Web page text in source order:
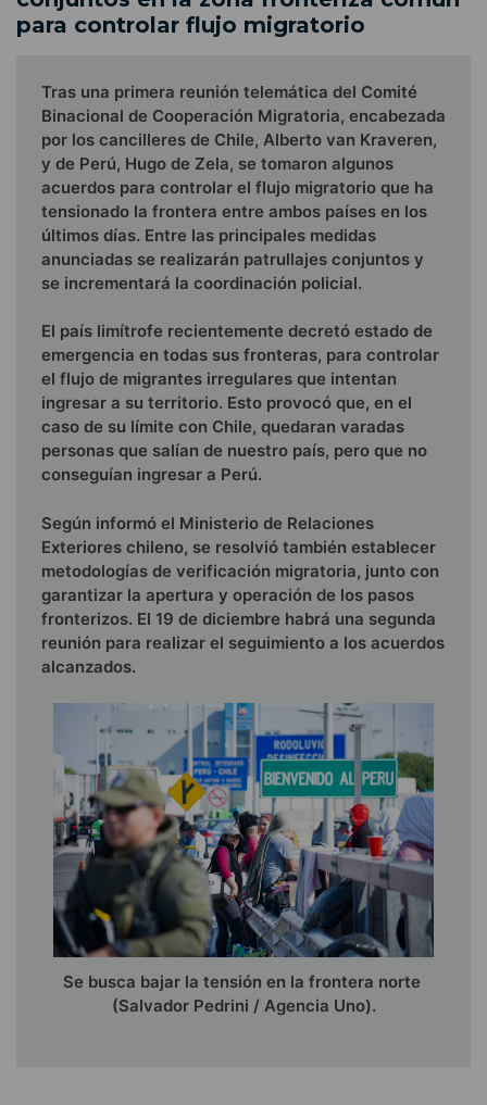
para controlar flujo migratorio
Tras una primera reunión telemática del Comité
Binacional de Cooperación Migratoria, encabezada
por los cancilleres de Chile, Alberto van Kraveren,
y de Perú, Hugo de Zela, se tomaron algunos
acuerdos para controlar el flujo migratorio que ha
tensionado la frontera entre ambos países en los
últimos días. Entre las principales medidas
anunciadas se realizarán patrullajes conjuntos y
se incrementará la coordinación policial.
El país limítrofe recientemente decretó estado de
emergencia en todas sus fronteras, para controlar
el flujo de migrantes irregulares que intentan
ingresar a su territorio. Esto provocó que, en el
caso de su límite con Chile, quedaran varadas
personas que salían de nuestro país, pero que no
conseguían ingresar a Perú.
Según informó el Ministerio de Relaciones
Exteriores chileno, se resolvió también establecer
metodologías de verificación migratoria, junto con
garantizar la apertura y operación de los pasos
fronterizos. El 19 de diciembre habrá una segunda
reunión para realizar el seguimiento a los acuerdos
alcanzados.
Se busca bajar la tensión en la frontera norte
(Salvador Pedrini / Agencia Uno).